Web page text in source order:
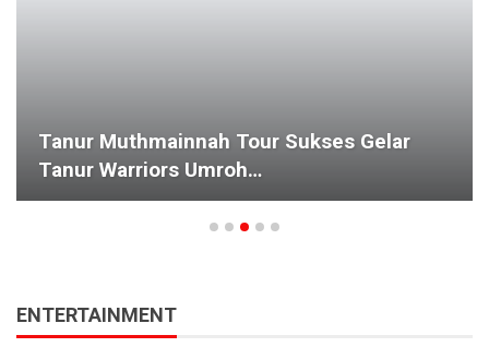
Tanur Muthmainnah Tour Sukses Gelar
Tanur Warriors Umroh…
ENTERTAINMENT